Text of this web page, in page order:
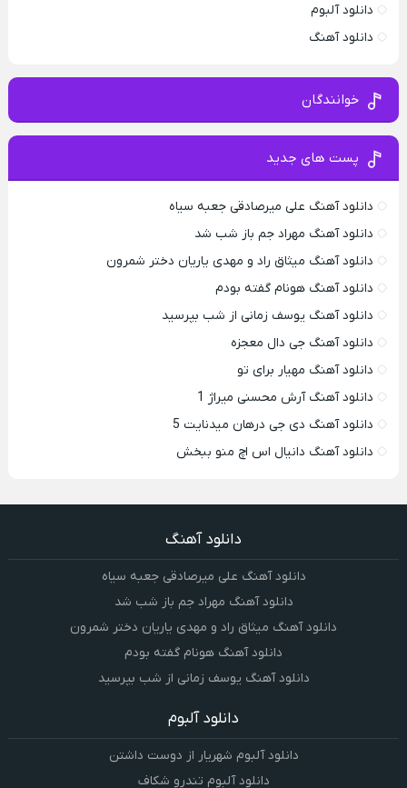
دانلود آلبوم
دانلود آهنگ
خوانندگان
پست های جدید
دانلود آهنگ علی میرصادقی جعبه سیاه
دانلود آهنگ مهراد جم باز شب شد
دانلود آهنگ میثاق راد و مهدی یاریان دختر شمرون
دانلود آهنگ هونام گفته بودم
دانلود آهنگ یوسف زمانی از شب بپرسید
دانلود آهنگ جی دال معجزه
دانلود آهنگ مهیار برای تو
دانلود آهنگ آرش محسنی میراژ 1
دانلود آهنگ دی جی درهان میدنایت 5
دانلود آهنگ دانیال اس اچ منو ببخش
دانلود آهنگ
دانلود آهنگ علی میرصادقی جعبه سیاه
دانلود آهنگ مهراد جم باز شب شد
دانلود آهنگ میثاق راد و مهدی یاریان دختر شمرون
دانلود آهنگ هونام گفته بودم
دانلود آهنگ یوسف زمانی از شب بپرسید
دانلود آلبوم
دانلود آلبوم شهریار از دوست داشتن
دانلود آلبوم تندرو شکاف